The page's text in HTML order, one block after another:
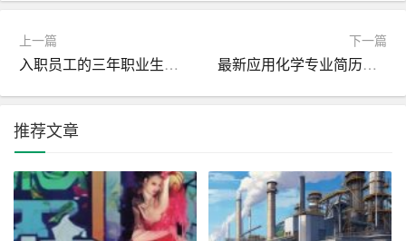
[起始年月] – [结束年月] [公司名称]
职位：纺织工艺实习生
– 参与纺织品生产流程的设计与优化。
– 负责纺织材料的检测与质量控制。
– 学习并操作各类纺织机械设备。
上一篇
入职员工的三年职业生涯规划范文
下一篇
最新应用化学专业简历表格
推荐文章